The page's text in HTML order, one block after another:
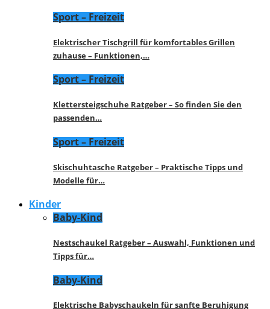
Sport – Freizeit
Elektrischer Tischgrill für komfortables Grillen
zuhause – Funktionen,…
Sport – Freizeit
Klettersteigschuhe Ratgeber – So finden Sie den
passenden…
Sport – Freizeit
Skischuhtasche Ratgeber – Praktische Tipps und
Modelle für…
Kinder
Baby-Kind
Nestschaukel Ratgeber – Auswahl, Funktionen und
Tipps für…
Baby-Kind
Elektrische Babyschaukeln für sanfte Beruhigung